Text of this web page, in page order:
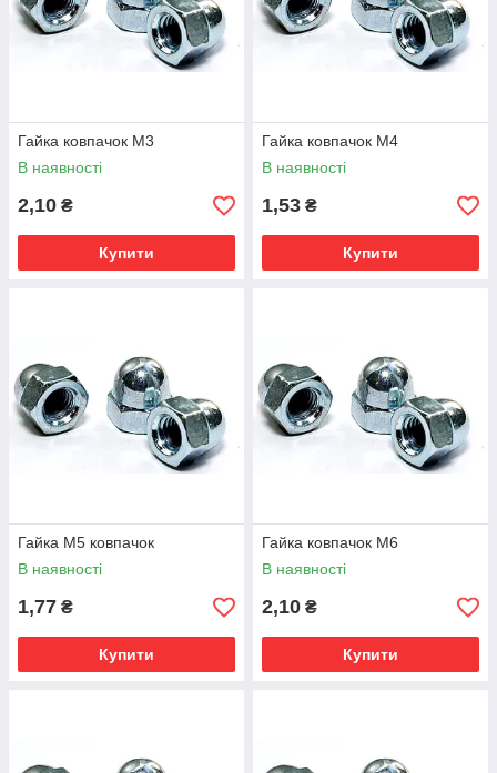
без перерыва и выходных.
Для компаний и юридических лиц, есть возможность
приобретения товара по безналичному расчету, с
Гайка ковпачок М3
В наявності
2,10 ₴
Купити
Гайка ковпачок М4
В наявності
1,53 ₴
Купити
Гайка М5 ковпачок
В наявності
1,77 ₴
Купити
Гайка ковпачок М6
В наявності
2,10 ₴
Купити